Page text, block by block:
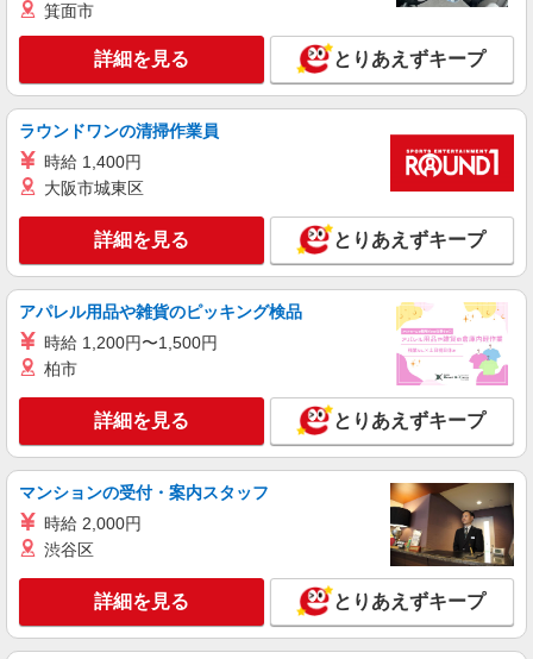
箕面市
詳細を見る とりあえずキープ
ラウンドワンの清掃作業員
時給 1,400円
大阪市城東区
詳細を見る とりあえずキープ
アパレル用品や雑貨のピッキング検品
時給 1,200円〜1,500円
柏市
詳細を見る とりあえずキープ
マンションの受付・案内スタッフ
時給 2,000円
渋谷区
詳細を見る とりあえずキープ